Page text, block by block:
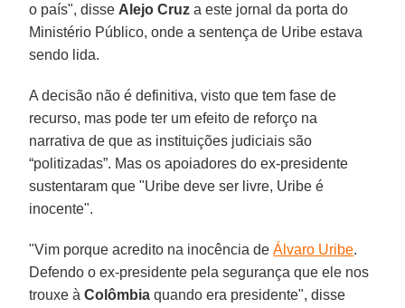
o país", disse Alejo Cruz a este jornal da porta do
Ministério Público, onde a sentença de Uribe estava
sendo lida.
A decisão não é definitiva, visto que tem fase de
recurso, mas pode ter um efeito de reforço na
narrativa de que as instituições judiciais são
“politizadas”. Mas os apoiadores do ex-presidente
sustentaram que "Uribe deve ser livre, Uribe é
inocente".
"Vim porque acredito na inocência deÁlvaro Uribe.
Defendo o ex-presidente pela segurança que ele nos
trouxe àColômbia quando era presidente", disse